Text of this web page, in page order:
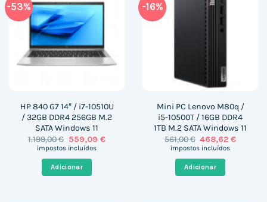
-53%
HP 840 G7 14″ / i7-10510U
/ 32GB DDR4 256GB M.2
SATA Windows 11
1.199,00€ O
preço
era:
1.199,00 €.
559,09 €O
impostos incluídos
Adicionar
-16%
Mini PC Lenovo M80q /
i5-10500T / 16GB DDR4
1TB M.2 SATA Windows 11
561,00€ O
preço
era:
561,00 €.
468,62€O
impostos incluídos
Adicionar